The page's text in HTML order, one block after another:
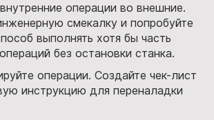
операции во внешние.
смекалку и попробуйте
выполнять хотя бы часть
без остановки станка.
операции. Создайте чек-лист
инструкцию для переналадки